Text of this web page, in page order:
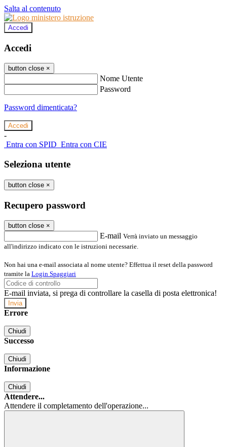
Salta al contenuto
Accedi
Accedi
button close ×
Nome Utente
Password
Password dimenticata?
-
Entra con SPID Entra con CIE
Seleziona utente
button close ×
Recupero password
button close ×
E-mail Verrà inviato un messaggio
all'indirizzo indicato con le istruzioni necessarie.
Non hai una e-mail associata al nome utente? Effettua il reset della password
tramite la Login Spaggiari
E-mail inviata, si prega di controllare la casella di posta elettronica!
Errore
Chiudi
Successo
Chiudi
Informazione
Chiudi
Attendere...
Attendere il completamento dell'operazione...